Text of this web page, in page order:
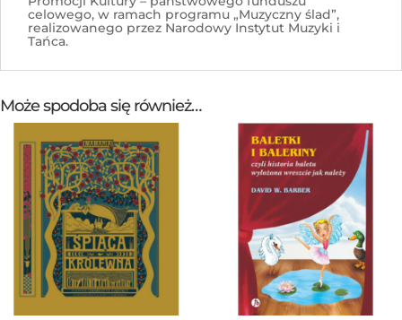
celowego, w ramach programu „Muzyczny ślad”,
realizowanego przez Narodowy Instytut Muzyki i
Tańca.
Może spodoba się również…